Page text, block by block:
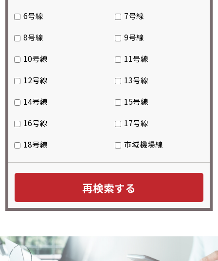
6号線
7号線
8号線
9号線
10号線
11号線
12号線
13号線
14号線
15号線
16号線
17号線
18号線
市域機場線